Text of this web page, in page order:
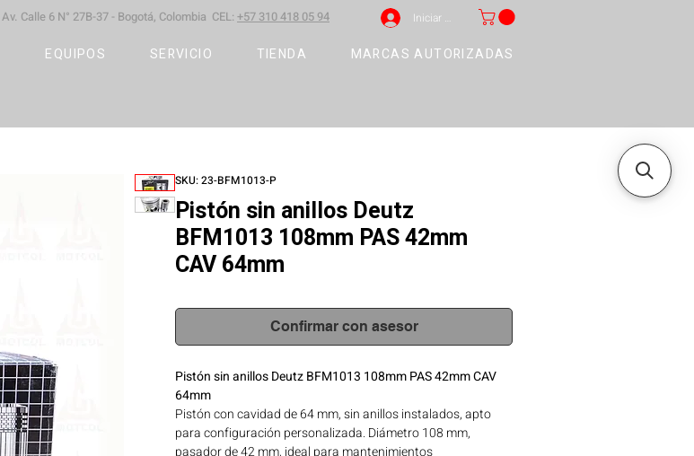
Av. Calle 6 N° 27B-37 - Bogotá, Colombia CEL: +57 310 418 05 94 Iniciar sesión
EQUIPOS SERVICIO TIENDA MARCAS AUTORIZADAS
SKU: 23-BFM1013-P
Pistón sin anillos Deutz
BFM1013 108mm PAS 42mm
CAV 64mm
Confirmar con asesor
Pistón sin anillos Deutz BFM1013 108mm PAS 42mm CAV
64mm
Pistón con cavidad de 64 mm, sin anillos instalados, apto
para configuración personalizada. Diámetro 108 mm,